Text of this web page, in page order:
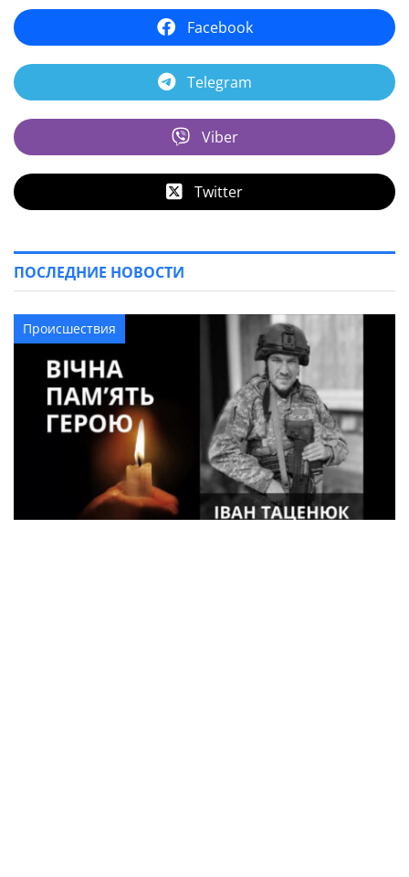
Facebook
Telegram
Viber
Twitter
ПОСЛЕДНИЕ НОВОСТИ
Происшествия